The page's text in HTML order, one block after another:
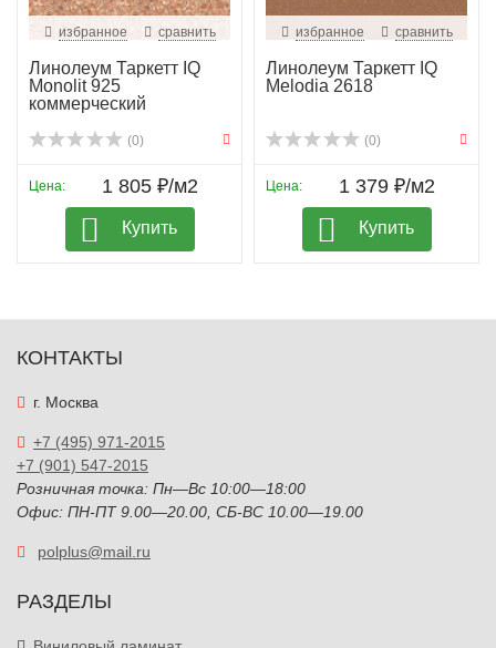
избранное сравнить
Линолеум Таркетт IQ
Monolit 925
коммерческий
(0)
Цена: 1 805 ₽/м2
Купить
избранное сравнить
Линолеум Таркетт IQ
Melodia 2618
(0)
Цена: 1 379 ₽/м2
Купить
КОНТАКТЫ
г. Москва
+7 (495) 971-2015
+7 (901) 547-2015
Розничная точка: Пн—Вс 10:00—18:00
Офис: ПН-ПТ 9.00—20.00, СБ-ВС 10.00—19.00
polplus@mail.ru
РАЗДЕЛЫ